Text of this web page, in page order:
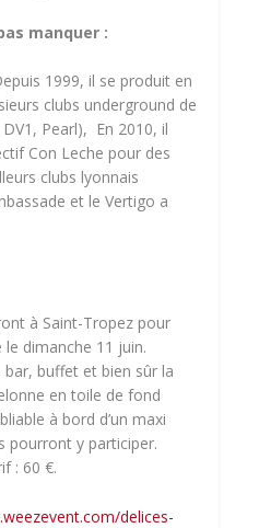
manquer :
1999, il se produit en
clubs underground de
Pearl), En 2010, il
Con Leche pour des
clubs lyonnais
et le Vertigo a
à Saint-Tropez pour
dimanche 11 juin.
buffet et bien sûr la
en toile de fond
à bord d’un maxi
pourront y participer.
: 60 €.
delices-